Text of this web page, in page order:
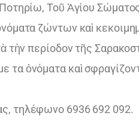
Τοῦ Ἁγίου Σώματος
ζώντων καὶ
τὴν περίοδον τῆς
ὀνόματα καὶ
τηλέφωνο 6936 692 092.